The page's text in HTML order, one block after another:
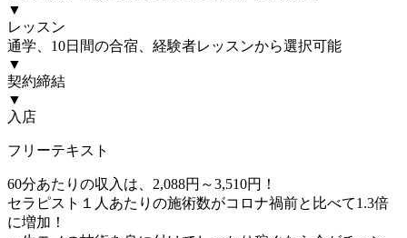
▼
レッスン
通学、10日間の合宿、経験者レッスンから選択可能
▼
契約締結
▼
入店
フリーテキスト
60分あたりの収入は、2,088円～3,510円！
セラピスト１人あたりの施術数がコロナ禍前と比べて1.3倍
に増加！